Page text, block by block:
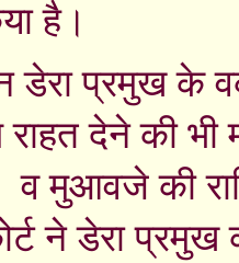
है।
डेरा प्रमुख के
देने की भी
व मुआवजे की
ने डेरा प्रमुख